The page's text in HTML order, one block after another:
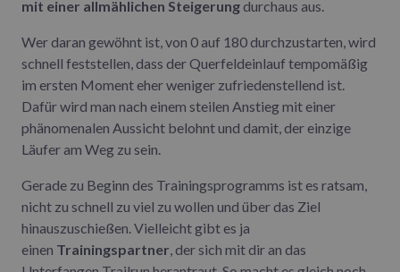
mit einer allmählichen Steigerungdurchaus aus.
Wer daran gewöhnt ist, von 0 auf 180 durchzustarten, wird
schnell feststellen, dass der Querfeldeinlauf tempomäßig
im ersten Moment eher weniger zufriedenstellend ist.
Dafür wird man nach einem steilen Anstieg mit einer
phänomenalen Aussicht belohnt und damit, der einzige
Läufer am Weg zu sein.
Gerade zu Beginn des Trainingsprogramms ist es ratsam,
nicht zu schnell zu viel zu wollen und über das Ziel
hinauszuschießen. Vielleicht gibt es ja
einen Trainingspartner , der sich mit dir an das